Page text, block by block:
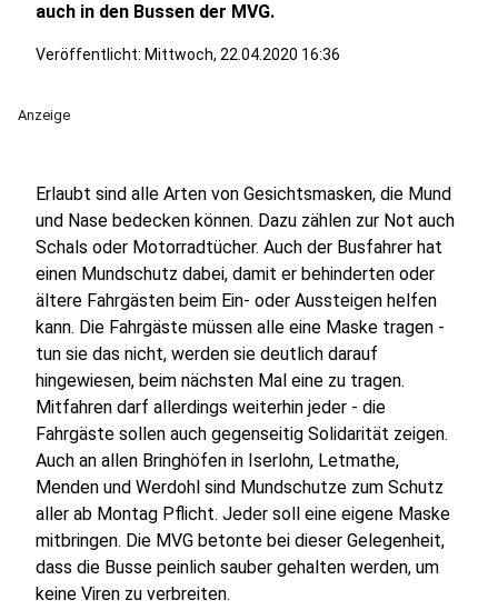
auch in den Bussen der MVG.
Veröffentlicht: Mittwoch, 22.04.2020 16:36
Anzeige
Erlaubt sind alle Arten von Gesichtsmasken, die Mund
und Nase bedecken können. Dazu zählen zur Not auch
Schals oder Motorradtücher. Auch der Busfahrer hat
einen Mundschutz dabei, damit er behinderten oder
ältere Fahrgästen beim Ein- oder Aussteigen helfen
kann. Die Fahrgäste müssen alle eine Maske tragen -
tun sie das nicht, werden sie deutlich darauf
hingewiesen, beim nächsten Mal eine zu tragen.
Mitfahren darf allerdings weiterhin jeder - die
Fahrgäste sollen auch gegenseitig Solidarität zeigen.
Auch an allen Bringhöfen in Iserlohn, Letmathe,
Menden und Werdohl sind Mundschutze zum Schutz
aller ab Montag Pflicht. Jeder soll eine eigene Maske
mitbringen. Die MVG betonte bei dieser Gelegenheit,
dass die Busse peinlich sauber gehalten werden, um
keine Viren zu verbreiten.